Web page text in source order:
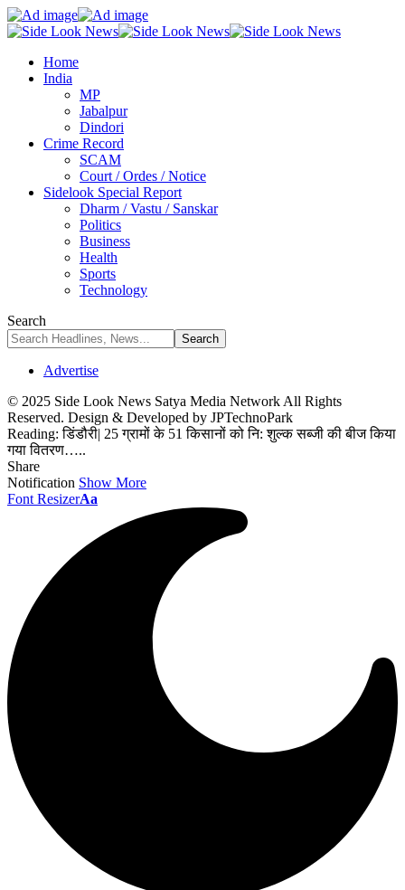
Home
India
MP
Jabalpur
Dindori
Crime Record
SCAM
Court / Ordes / Notice
Sidelook Special Report
Dharm / Vastu / Sanskar
Politics
Business
Health
Sports
Technology
Search
Advertise
© 2025 Side Look News Satya Media Network All Rights
Reserved. Design & Developed by JPTechnoPark
Reading: डिंडौरी| 25 ग्रामों के 51 किसानों को नि: शुल्क सब्जी की बीज किया
गया वितरण…..
Share
Notification Show More
Font ResizerAa